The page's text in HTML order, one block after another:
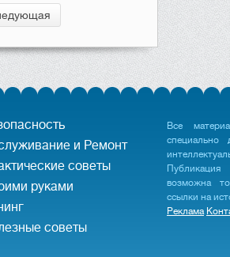
и Ремонт
советы
руками
советы
Все
специально
возможна
ссылки на
Реклама